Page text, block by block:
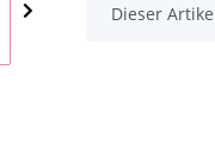
x
Dieser